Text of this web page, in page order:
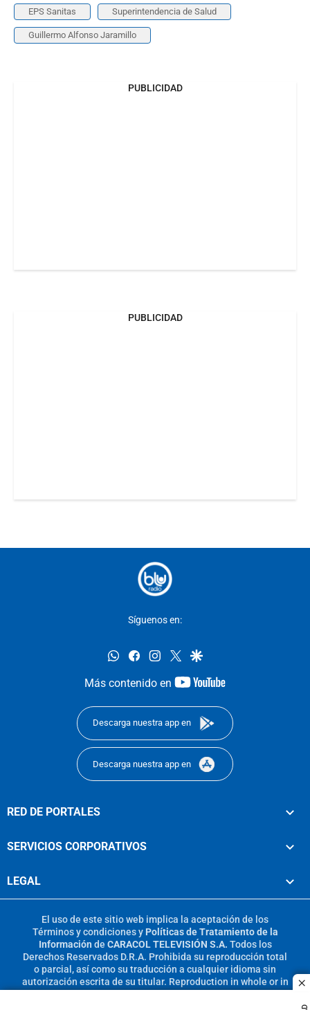
EPS Sanitas Superintendencia de Salud
Guillermo Alfonso Jaramillo
PUBLICIDAD
PUBLICIDAD
Síguenos en:
whatsappfacebookinstagram
twittergoogle
Más contenido en
youtube-
Descarga nuestra app en
Descarga nuestra app en
RED DE PORTALES
SERVICIOS CORPORATIVOS
LEGAL
El uso de este sitio web implica la aceptación de los
Términos y condicionesy Políticas de Tratamiento de la
Información de CARACOL TELEVISIÓN S.A. Todos los
Derechos Reservados D.R.A. Prohibida su reproducción total
o parcial, así como su traducción a cualquier idioma sin
autorización escrita de su titular. Reproduction in whole or in